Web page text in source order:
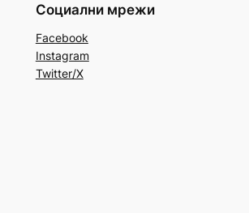
Социални мрежи
Facebook
Instagram
Twitter/X